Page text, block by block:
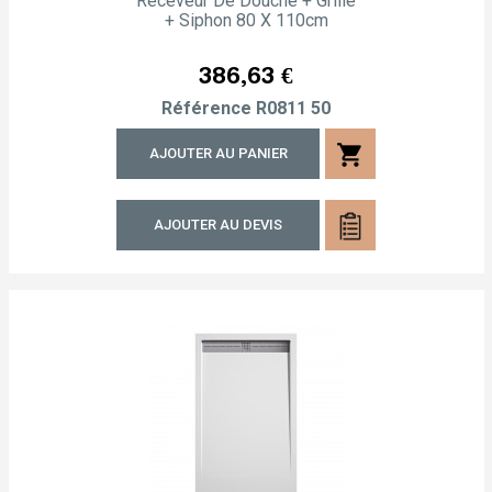
+ Siphon 80 X 110cm
Prix
386,63 €
Référence R0811 50
AJOUTER AU PANIER shopping_cart
AJOUTER AU DEVIS